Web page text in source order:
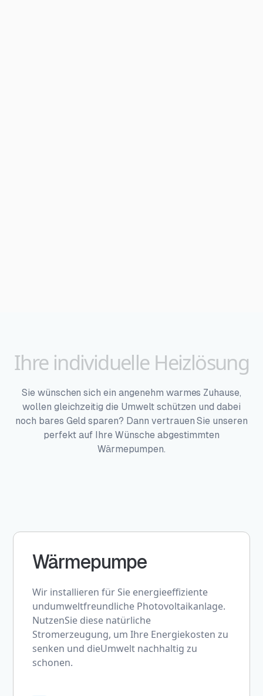
Ihre individuelle Heizlösung
Sie wünschen sich ein angenehm warmes Zuhause,
wollen gleichzeitig die Umwelt schützen und dabei
noch bares Geld sparen? Dann vertrauen Sie unseren
perfekt auf Ihre Wünsche abgestimmten
Wärmepumpen.
Wärmepumpe
Wir installieren für Sie energieeffiziente
undumweltfreundliche Photovoltaikanlage.
NutzenSie diese natürliche
Stromerzeugung, um Ihre Energiekosten zu
senken und dieUmwelt nachhaltig zu
schonen.